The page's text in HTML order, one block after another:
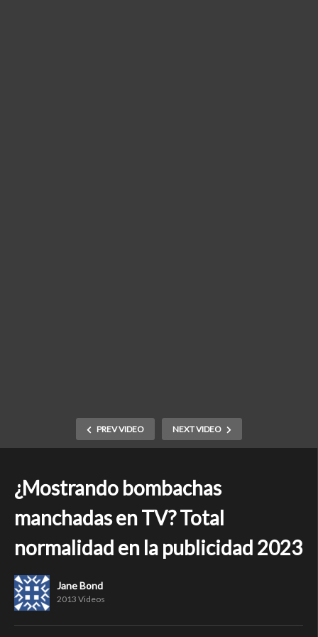
PREV VIDEO NEXT VIDEO
¿Mostrando bombachas
manchadas en TV? Total
normalidad en la publicidad 2023
Jane Bond
2013 Videos